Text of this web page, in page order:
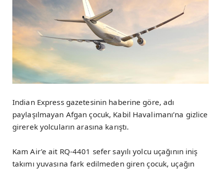
Indian Express gazetesinin haberine göre, adı
paylaşılmayan Afgan çocuk, Kabil Havalimanı’na gizlice
girerek yolcuların arasına karıştı.
Kam Air’e ait RQ-4401 sefer sayılı yolcu uçağının iniş
takımı yuvasına fark edilmeden giren çocuk, uçağın